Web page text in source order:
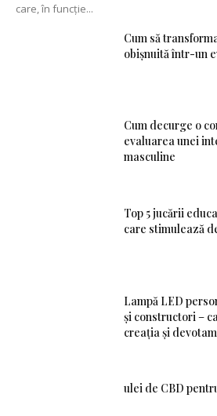
care, în funcție...
Cum să
obișnuită într-un
Cum decurge o
evaluarea unei
masculine
Top 5 jucării
care stimulează
Lampă LED
și constructori –
creația și
ulei de CBD